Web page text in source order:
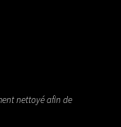
nettoyé afin de